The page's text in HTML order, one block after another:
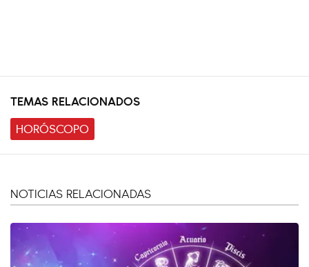
TEMAS RELACIONADOS
HORÓSCOPO
NOTICIAS RELACIONADAS